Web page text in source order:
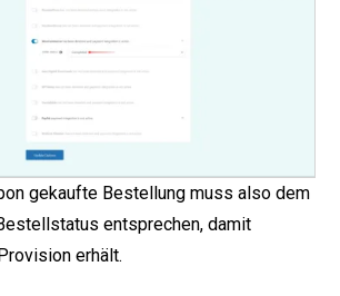
gekaufte Bestellung muss also dem
entsprechen, damit
erhält.